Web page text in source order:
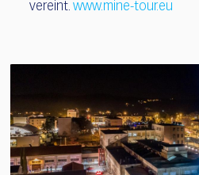
vereint. www.mine-tour.eu